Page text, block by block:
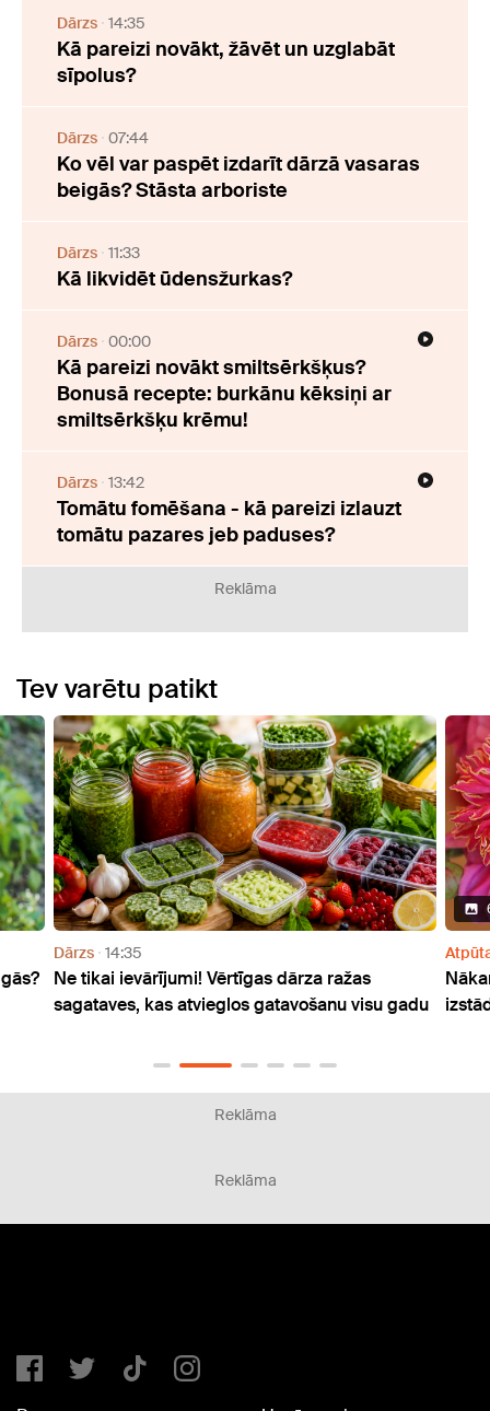
Dārzs 14:35
Kā pareizi novākt, žāvēt un uzglabāt
sīpolus?
Dārzs 07:44
Ko vēl var paspēt izdarīt dārzā vasaras
beigās? Stāsta arboriste
Dārzs 11:33
Kā likvidēt ūdensžurkas?
Dārzs 00:00
Kā pareizi novākt smiltsērkšķus?
Bonusā recepte: burkānu kēksiņi ar
smiltsērkšķu krēmu!
Dārzs 13:42
Tomātu fomēšana - kā pareizi izlauzt
tomātu pazares jeb paduses?
Reklāma
Tev varētu patikt
visu gadu
6 Attēli
Atpūta
Nākamnedēļ Dabas muzejā notiks peoniju
izstāde
Reklāma
Reklāma